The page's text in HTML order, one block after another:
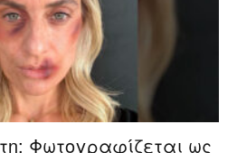
Φωτογραφίζεται ως